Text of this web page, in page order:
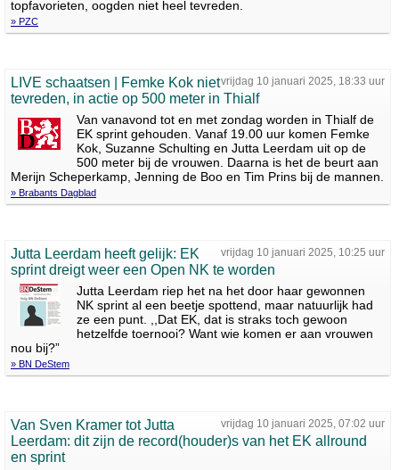
topfavorieten, oogden niet heel tevreden.
» PZC
vrijdag 10 januari 2025, 18:33 uur
LIVE schaatsen | Femke Kok niet
tevreden, in actie op 500 meter in Thialf
Van vanavond tot en met zondag worden in Thialf de
EK sprint gehouden. Vanaf 19.00 uur komen Femke
Kok, Suzanne Schulting en Jutta Leerdam uit op de
500 meter bij de vrouwen. Daarna is het de beurt aan
Merijn Scheperkamp, Jenning de Boo en Tim Prins bij de mannen.
» Brabants Dagblad
vrijdag 10 januari 2025, 10:25 uur
Jutta Leerdam heeft gelijk: EK
sprint dreigt weer een Open NK te worden
Jutta Leerdam riep het na het door haar gewonnen
NK sprint al een beetje spottend, maar natuurlijk had
ze een punt. ,,Dat EK, dat is straks toch gewoon
hetzelfde toernooi? Want wie komen er aan vrouwen
nou bij?”
» BN DeStem
vrijdag 10 januari 2025, 07:02 uur
Van Sven Kramer tot Jutta
Leerdam: dit zijn de record(houder)s van het EK allround
en sprint